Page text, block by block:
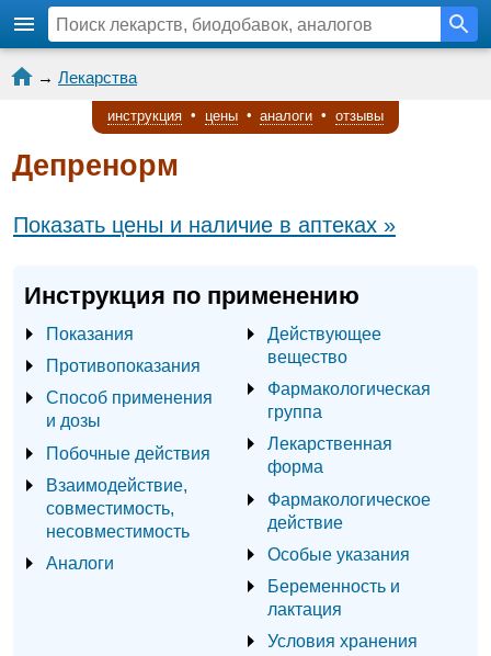
→ Лекарства
инструкция • цены • аналоги • отзывы
Депренорм
Показать цены и наличие в аптеках »
Инструкция по применению
Показания
Противопоказания
Способ применения
и дозы
Побочные действия
Взаимодействие,
совместимость,
несовместимость
Аналоги
Действующее
вещество
Фармакологическая
группа
Лекарственная
форма
Фармакологическое
действие
Особые указания
Беременность и
лактация
Условия хранения